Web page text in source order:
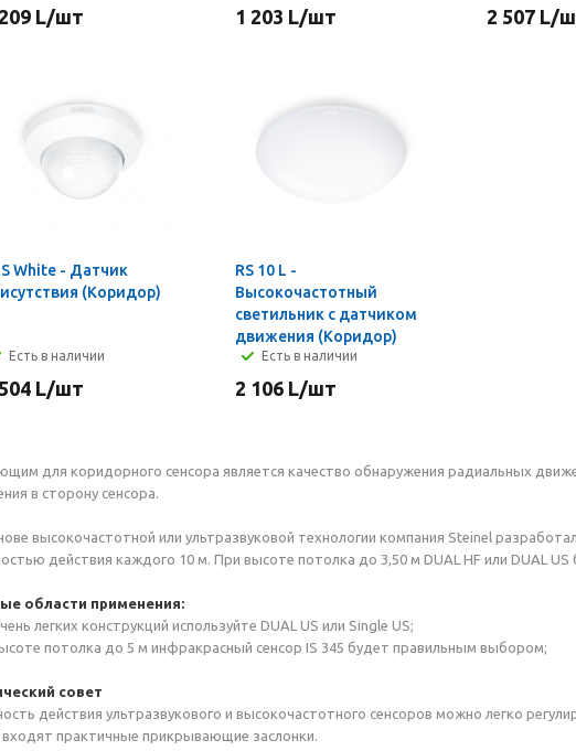
L/шт 1 203 L/шт 2 507 L/
White - Датчик
(Коридор)
Есть в наличии
L/шт
RS 10 L -
Высокочастотный
светильник с датчиком
движения (Коридор)
Есть в наличии
2 106L/шт
для коридорного сенсора является качество обнаружения радиальных
в сторону сенсора.
высокочастотной или ультразвуковой технологии компания Steinel
действия каждого 10 м. При высоте потолка до 3,50 м DUAL HF или DUAL
области применения:
легких конструкций используйте DUAL US или Single US;
потолка до 5 м инфракрасный сенсор IS 345 будет правильным выбором;
совет
действия ультразвукового и высокочастотного сенсоров можно легко
входят практичные прикрывающие заслонки.